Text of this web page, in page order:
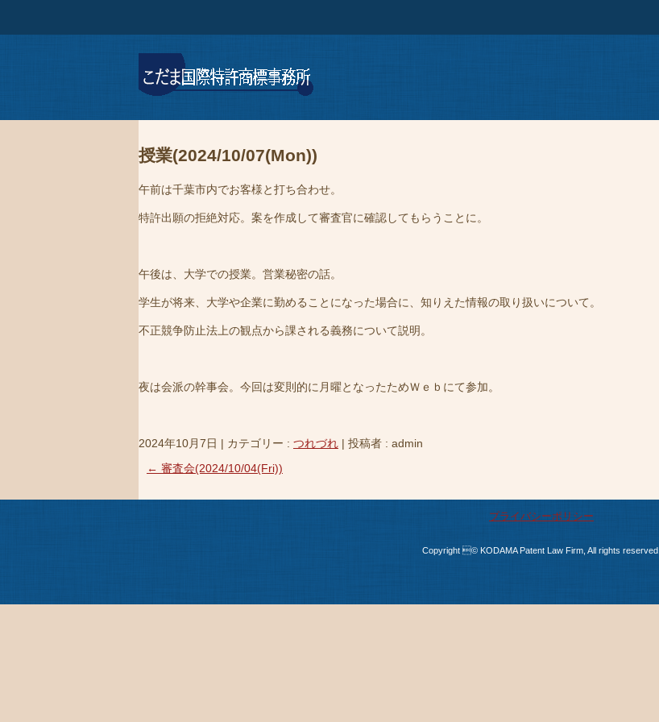
授業(2024/10/07(Mon))
午前は千葉市内でお客様と打ち合わせ。
特許出願の拒絶対応。案を作成して審査官に確認してもらうことに。
午後は、大学での授業。営業秘密の話。
学生が将来、大学や企業に勤めることになった場合に、知りえた情報の取り扱いについて。
不正競争防止法上の観点から課される義務について説明。
夜は会派の幹事会。今回は変則的に月曜となったためＷｅｂにて参加。
2024年10月7日 | カテゴリー : つれづれ | 投稿者 : admin
← 審査会(2024/10/04(Fri))
プライバシーポリシー
Copyright © KODAMA Patent Law Firm, All rights reserved.